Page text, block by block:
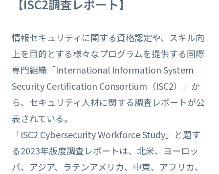
【ISC2調査レポート】
情報セキュリティに関する資格認定や、スキル向
上を目的とする様々なプログラムを提供する国際
専門組織「International Information System
Security Certification Consortium（ISC2）」か
ら、セキュリティ人材に関する調査レポートが公
表されている。
「ISC2 Cybersecurity Workforce Study」と題す
る2023年版度調査レポートは、北米、ヨーロッ
パ、アジア、ラテンアメリカ、中東、アフリカ、